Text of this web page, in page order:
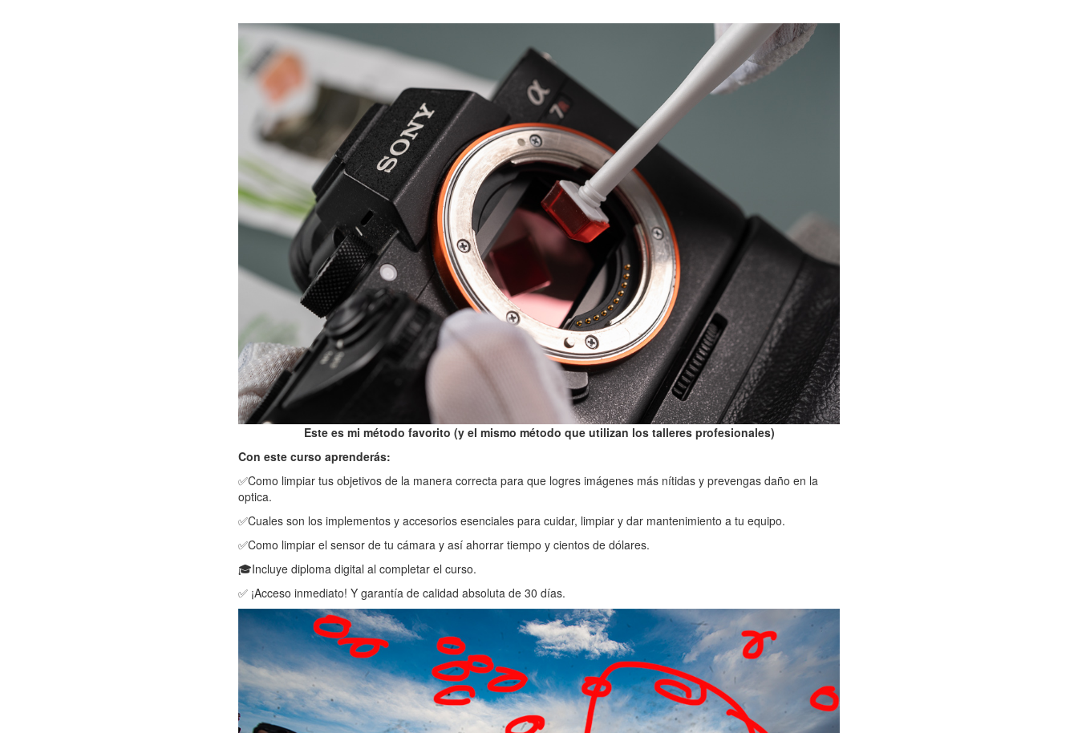
Este es mi método favorito (y el mismo método que utilizan los talleres profesionales)
Con este curso aprenderás:
✅Como limpiar tus objetivos de la manera correcta para que logres imágenes más nítidas y prevengas daño en la
optica.
✅Cuales son los implementos y accesorios esenciales para cuidar, limpiar y dar mantenimiento a tu equipo.
✅Como limpiar el sensor de tu cámara y así ahorrar tiempo y cientos de dólares.
🎓Incluye diploma digital al completar el curso.
✅ ¡Acceso inmediato! Y garantía de calidad absoluta de 30 días.